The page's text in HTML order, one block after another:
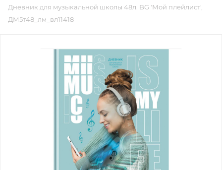
Дневник для музыкальной школы 48л. BG 'Мой плейлист',
ДМ5т48_лм_вл11418